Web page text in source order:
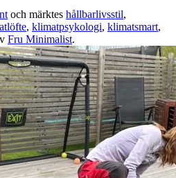
och märktes hållbarlivsstil,
, klimatpsykologi, klimatsmart,
Fru Minimalist.